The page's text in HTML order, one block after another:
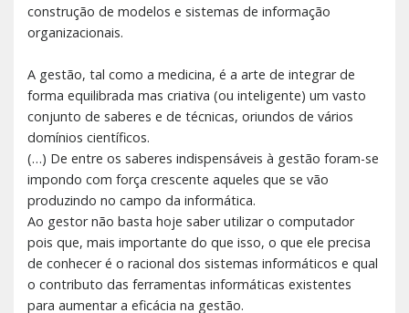
construção de modelos e sistemas de informação
organizacionais.
A gestão, tal como a medicina, é a arte de integrar de
forma equilibrada mas criativa (ou inteligente) um vasto
conjunto de saberes e de técnicas, oriundos de vários
domínios científicos.
(…) De entre os saberes indispensáveis à gestão foram-se
impondo com força crescente aqueles que se vão
produzindo no campo da informática.
Ao gestor não basta hoje saber utilizar o computador
pois que, mais importante do que isso, o que ele precisa
de conhecer é o racional dos sistemas informáticos e qual
o contributo das ferramentas informáticas existentes
para aumentar a eficácia na gestão.